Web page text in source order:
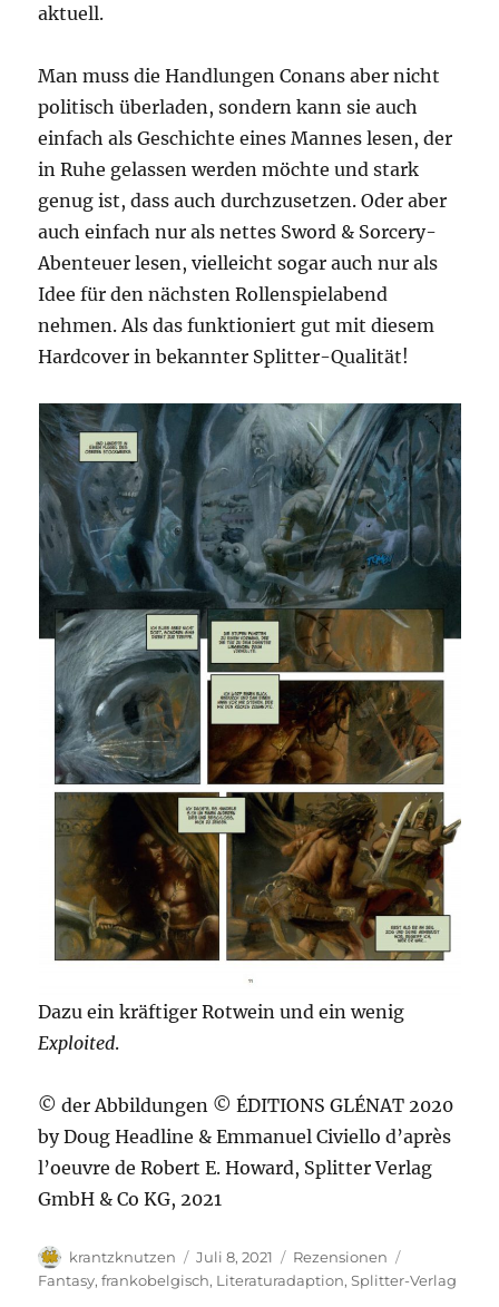
aktuell.
Man muss die Handlungen Conans aber nicht
politisch überladen, sondern kann sie auch
einfach als Geschichte eines Mannes lesen, der
in Ruhe gelassen werden möchte und stark
genug ist, dass auch durchzusetzen. Oder aber
auch einfach nur als nettes Sword & Sorcery-
Abenteuer lesen, vielleicht sogar auch nur als
Idee für den nächsten Rollenspielabend
nehmen. Als das funktioniert gut mit diesem
Hardcover in bekannter Splitter-Qualität!
Dazu ein kräftiger Rotwein und ein wenig
Exploited.
© der Abbildungen © ÉDITIONS GLÉNAT 2020
by Doug Headline & Emmanuel Civiello d’après
l’oeuvre de Robert E. Howard, Splitter Verlag
GmbH & Co KG, 2021
Autor
krantzknutzen
Veröffentlicht
am
Juli 8, 2021 Kategorien
Rezensionen
Fantasy,frankobelgisch, Literaturadaption,Splitter-Verlag